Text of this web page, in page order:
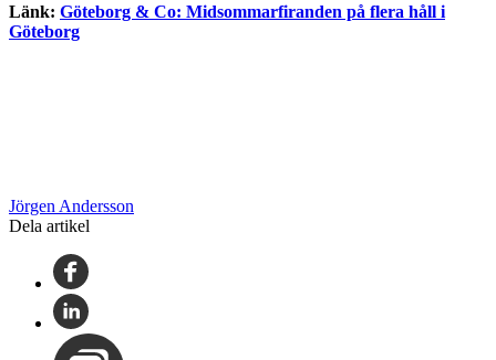
Länk: Göteborg & Co: Midsommarfiranden på flera håll i
Göteborg
Jörgen Andersson
Dela artikel